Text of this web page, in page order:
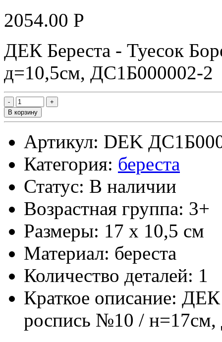
2054.00 Р
ДЕК Береста - Туесок
д=10,5см, ДС1Б000002-2
В корзину
Артикул: DEK
Категория: береста
Статус: В наличии
Возрастная группа: 3+
Размеры: 17 х 10,5 см
Материал: береста
Количество деталей: 1
Краткое описание:
роспись №10 /